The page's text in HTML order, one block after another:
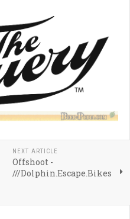
NEXT ARTICLE
Offshoot -
///Dolphin.Escape.Bikes